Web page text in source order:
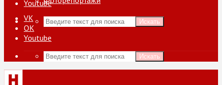
Youtube
Искать
VK
ОК
Youtube
Искать